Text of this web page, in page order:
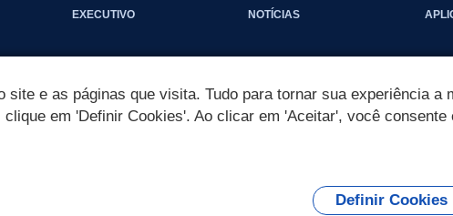
EXECUTIVO NOTÍCIAS
e as páginas que visita. Tudo para tornar sua experiência a
em 'Definir Cookies'. Ao clicar em 'Aceitar', você consente
Definir Cookies